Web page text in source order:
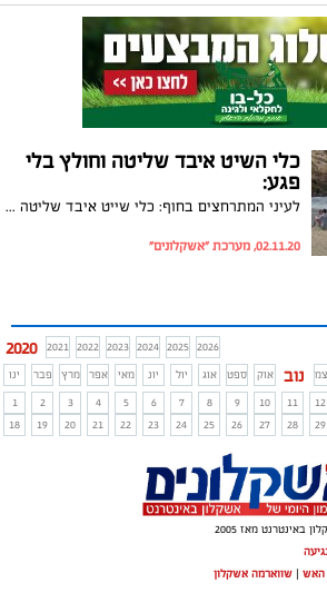
כלי השיט איבד שליטה וחולץ בלי
פגע:
לעיני המתרחצים בחוף: כלי שייט איבד שליטה והחל להתנפץ על שובר הגלים. שוטרי השיטור הימי פעלו מהר וחילצו את כלי השיט ואת ארבעת יושביו ללא פגע
02.11.20, מערכת "אשקלונים"
2020 2021 2022 2023 2024 2025 2026
ינו
פבר מרץ אפר מאי יונ יול אוג ספט אוק נוב
1
2 3 4 5 6 7 8 9 10 11 12
18
19 20 21 22 23 24 25 26 27 28 29
באינטרנט מאז 2005
האש | שווארמה אשקלון